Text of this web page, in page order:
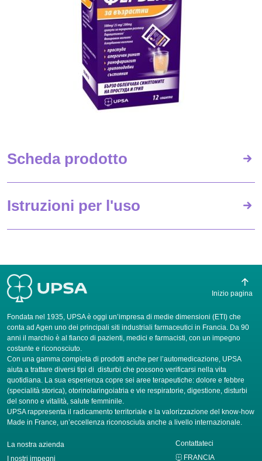
Scheda prodotto
Istruzioni per l'uso
Fondata nel 1935, UPSA è oggi un’impresa di medie dimensioni (ETI) che
conta ad Agen uno dei principali siti industriali farmaceutici in Francia. Da 90
anni il marchio è al fianco di pazienti, medici e farmacisti, con un impegno
costante e riconosciuto.
Con una gamma completa di prodotti anche per l’automedicazione, UPSA
aiuta a trattare diversi tipi di disturbi che possono verificarsi nella vita
quotidiana. La sua esperienza copre sei aree terapeutiche: dolore e febbre
(specialità storica), otorinolaringoiatria e vie respiratorie, digestione, disturbi
del sonno e vitalità, salute femminile.
UPSA rappresenta il radicamento territoriale e la valorizzazione del know-how
Made in France, un’eccellenza riconosciuta anche a livello internazionale.
La nostra azienda
I nostri impegni
Contattateci
FRANCIA
Inizio pagina